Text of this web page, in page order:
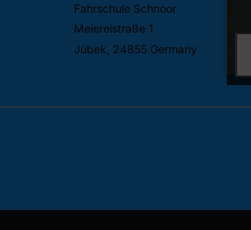
Fahrschule Schnoor
Meiereistraße 1
Jübek 24855 Germany